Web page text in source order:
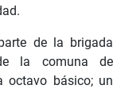
de la brigada
la comuna de
octavo básico; un